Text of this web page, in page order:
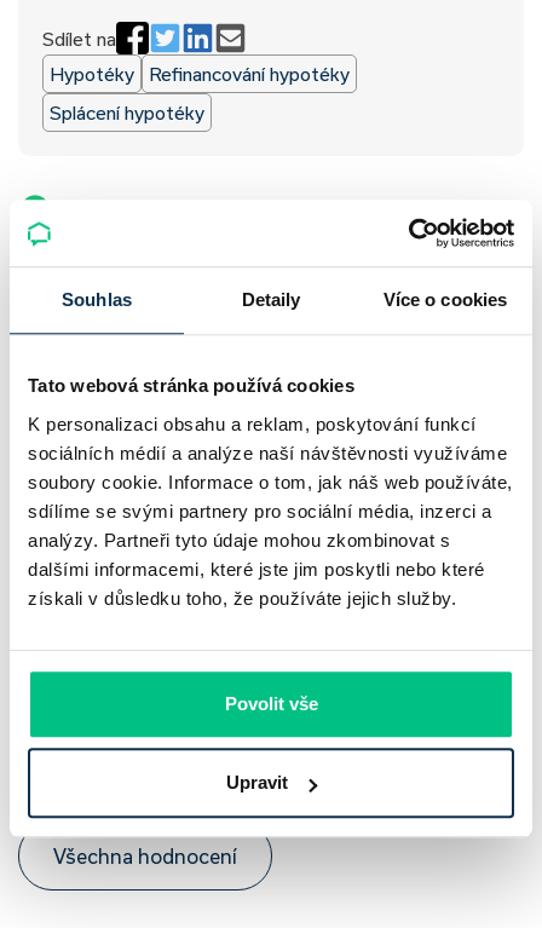
Souhlas Detaily Více o cookies
Tato webová stránka používá cookies
K personalizaci obsahu a reklam, poskytování funkcí
sociálních médií a analýze naší návštěvnosti využíváme
soubory cookie. Informace o tom, jak náš web používáte,
sdílíme se svými partnery pro sociální média, inzerci a
analýzy. Partneři tyto údaje mohou zkombinovat s
dalšími informacemi, které jste jim poskytli nebo které
získali v důsledku toho, že používáte jejich služby.
Povolit vše
Upravit
Sdílet na
Hypotéky
Refinancování hypotéky
Splácení hypotéky
Přehledné hypoteční bankovnictví
Přihlásit
Napsali o nás
★ ★ ★ ★ ★
recenzí
Všechna hodnocení